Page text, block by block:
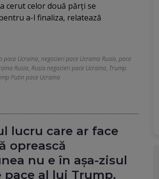
cerut celor două părți se
a-l finaliza, relatează
pace Ucraina, negocieri pace Ucraina Rusia, pace
Rusia, Rusia negocieri pace Ucraina, Trump
Putin pace Ucraina
lucru care ar face
oprească
nu e în așa-zisul
pace al lui Trump.